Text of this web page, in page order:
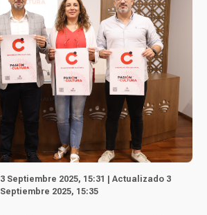
3 Septiembre 2025, 15:31 | Actualizado 3
Septiembre 2025, 15:35